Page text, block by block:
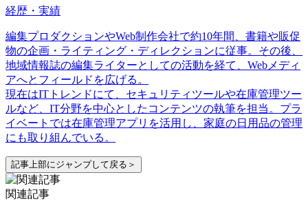
経歴・実績
編集プロダクションやWeb制作会社で約10年間、書籍や販促
物の企画・ライティング・ディレクションに従事。その後、
地域情報誌の編集ライターとしての活動を経て、Webメディ
アへとフィールドを広げる。
現在はITトレンドにて、セキュリティツールや在庫管理ツー
ルなど、IT分野を中心としたコンテンツの執筆を担当。プラ
イベートでは在庫管理アプリを活用し、家庭の日用品の管理
にも取り組んでいる。
記事上部にジャンプして戻る＞
関連記事